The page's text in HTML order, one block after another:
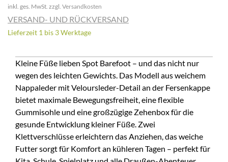
inkl. ges. MwSt. zzgl. Versandkosten
VERSAND- UND RÜCKVERSAND
Lieferzeit 1 bis 3 Werktage
Kleine Füße lieben Spot Barefoot – und das nicht nur
wegen des leichten Gewichts. Das Modell aus weichem
Nappaleder mit Veloursleder-Detail an der Fersenkappe
bietet maximale Bewegungsfreiheit, eine flexible
Gummisohle und eine großzügige Zehenbox für die
gesunde Entwicklung kleiner Füße. Zwei
Klettverschlüsse erleichtern das Anziehen, das weiche
Futter sorgt für Komfort an kühleren Tagen – perfekt für